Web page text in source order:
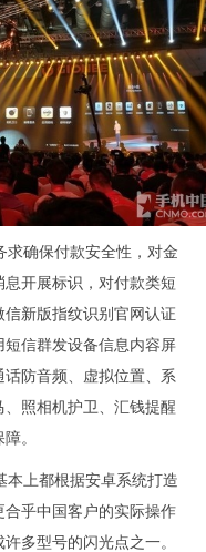
求确保付款安全性，对金
开展标识，对付款类短
新版指纹识别官网认证
短信群发设备信息内容屏
防音频、虚拟位置、系
照相机护卫、汇钱提醒
。
本上都根据安卓系统打造
乎中国客户的实际操作
多型号的闪光点之一。